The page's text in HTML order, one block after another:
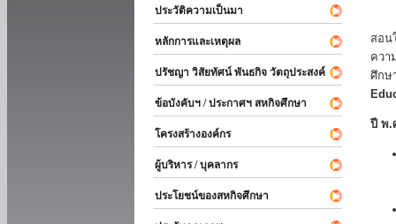
ประวัติความเป็นมา
หลักการและเหตุผล
ปรัชญา วิสัยทัศน์ พันธกิจ วัตถุประสงค์
ข้อบังคับฯ / ประกาศฯ สหกิจศึกษา
โครงสร้างองค์กร
ผู้บริหาร / บุคลากร
ประโยชน์ของสหกิจศึกษา
สอน
ควา
ศึกษ
ปี พ.